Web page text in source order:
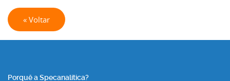
« Voltar
Porquê a Specanalítica?